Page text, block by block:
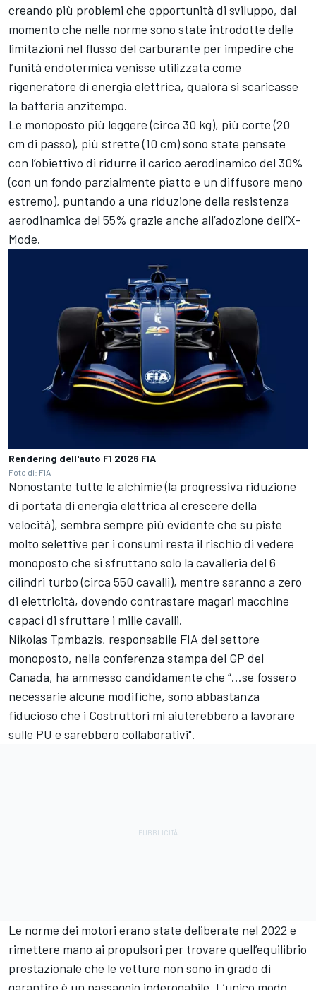
creando più problemi che opportunità di sviluppo, dal
momento che nelle norme sono state introdotte delle
limitazioni nel flusso del carburante per impedire che
l’unità endotermica venisse utilizzata come
rigeneratore di energia elettrica, qualora si scaricasse
la batteria anzitempo.
Le monoposto più leggere (circa 30 kg), più corte (20
cm di passo), più strette (10 cm) sono state pensate
con l’obiettivo di ridurre il carico aerodinamico del 30%
(con un fondo parzialmente piatto e un diffusore meno
estremo), puntando a una riduzione della resistenza
aerodinamica del 55% grazie anche all’adozione dell’X-
Mode.
Rendering dell'auto F1 2026 FIA
Foto di: FIA
Nonostante tutte le alchimie (la progressiva riduzione
di portata di energia elettrica al crescere della
velocità), sembra sempre più evidente che su piste
molto selettive per i consumi resta il rischio di vedere
monoposto che si sfruttano solo la cavalleria del 6
cilindri turbo (circa 550 cavalli), mentre saranno a zero
di elettricità, dovendo contrastare magari macchine
capaci di sfruttare i mille cavalli.
Nikolas Tpmbazis, responsabile FIA del settore
monoposto, nella conferenza stampa del GP del
Canada, ha ammesso candidamente che “…se fossero
necessarie alcune modifiche, sono abbastanza
fiducioso che i Costruttori mi aiuterebbero a lavorare
sulle PU e sarebbero collaborativi".
Le norme dei motori erano state deliberate nel 2022 e
rimettere mano ai propulsori per trovare quell’equilibrio
prestazionale che le vetture non sono in grado di